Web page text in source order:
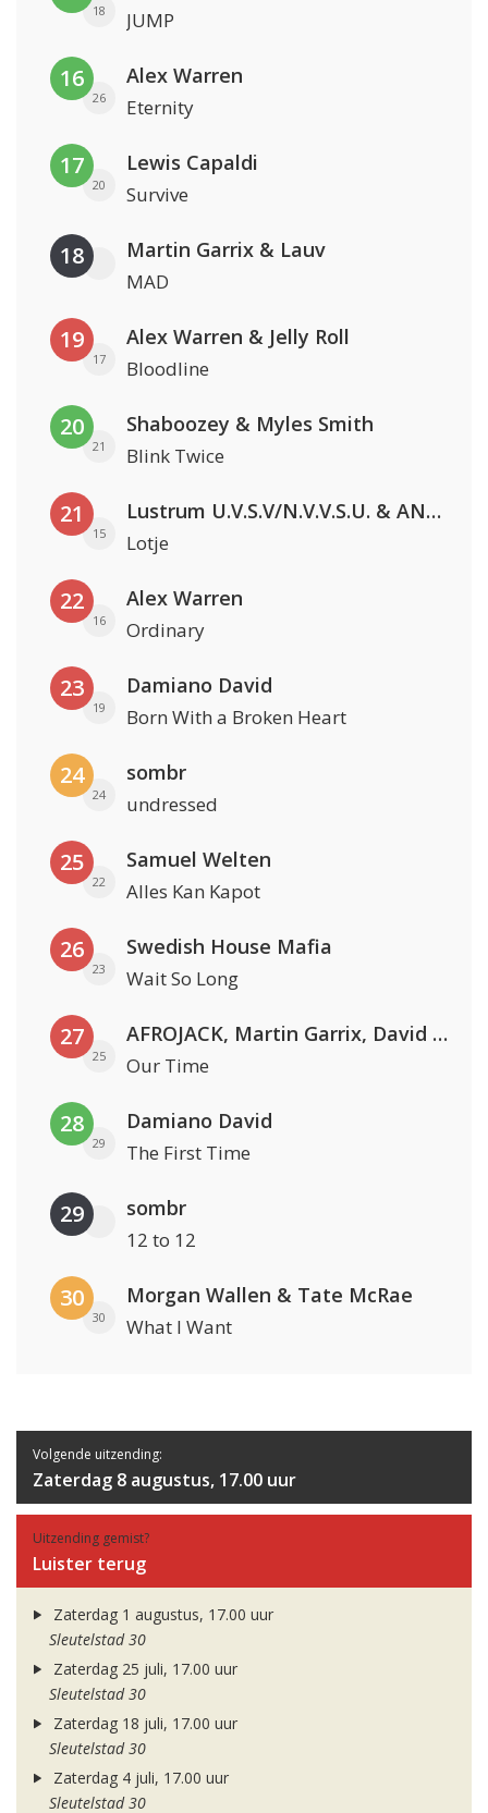
18 JUMP
16
26
Alex Warren
Eternity
17
20
Lewis Capaldi
Survive
18 Martin Garrix & Lauv
MAD
19
17
Alex Warren & Jelly Roll
Bloodline
20
21
Shaboozey & Myles Smith
Blink Twice
21
15
Lustrum U.V.S.V/N.V.V.S.U. & ANNO ONS & Jopke van Dobbenburgh & Roeland Beelen
Lotje
22
16
Alex Warren
Ordinary
23
19
Damiano David
Born With a Broken Heart
24
24
sombr
undressed
25
22
Samuel Welten
Alles Kan Kapot
26
23
Swedish House Mafia
Wait So Long
27
25
AFROJACK, Martin Garrix, David Guetta & Amél
Our Time
28
29
Damiano David
The First Time
29 sombr
12 to 12
30
30
Morgan Wallen & Tate McRae
What I Want
Volgende uitzending:
Zaterdag 8 augustus, 17.00 uur
Uitzending gemist?
Luister terug
Zaterdag 1 augustus, 17.00 uur
Sleutelstad 30
Zaterdag 25 juli, 17.00 uur
Sleutelstad 30
Zaterdag 18 juli, 17.00 uur
Sleutelstad 30
Zaterdag 4 juli, 17.00 uur
Sleutelstad 30